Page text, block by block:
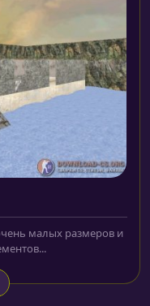
малых размеров и